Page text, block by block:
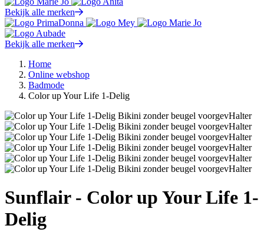
Bekijk alle merken
Bekijk alle merken
Home
Online webshop
Badmode
Color up Your Life 1-Delig
Sunflair - Color up Your Life 1-
Delig